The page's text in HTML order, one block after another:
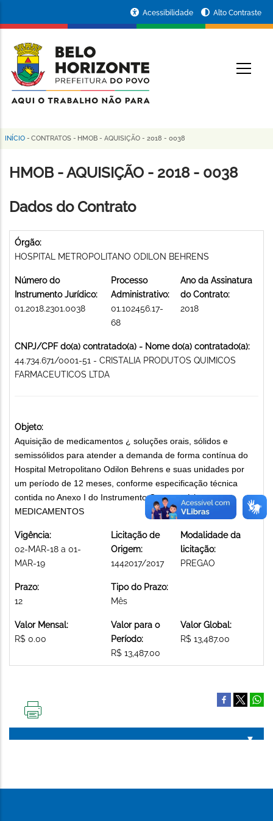
conteúdo
principal
da
Prefeitura
de
Horizonte
Acessibilidade Alto Contraste
Trilha
de
INÍCIO - CONTRATOS - HMOB - AQUISIÇÃO - 2018 - 0038
HMOB - AQUISIÇÃO - 2018 - 0038
Dados do Contrato
Órgão:
HOSPITAL METROPOLITANO ODILON BEHRENS
Número do
Instrumento Jurídico:
01.2018.2301.0038
Processo
Administrativo:
01.102456.17-
68
Ano da Assinatura
do Contrato:
2018
CNPJ/CPF do(a) contratado(a) - Nome do(a) contratado(a):
44.734.671/0001-51 - CRISTALIA PRODUTOS QUIMICOS
FARMACEUTICOS LTDA
Objeto:
Aquisição de medicamentos ¿ soluções orais, sólidos e
semissólidos para atender a demanda de forma contínua do
Hospital Metropolitano Odilon Behrens e suas unidades por
um período de 12 meses, conforme especificação técnica
contida no Anexo I do Instrumento Convocatório.
MEDICAMENTOS
Vigência:
02-MAR-18 a 01-
MAR-19
Licitação de
Origem:
1442017/2017
Modalidade da
licitação:
PREGAO
Prazo:
12
Tipo do Prazo:
Mês
Valor Mensal:
R$ 0.00
Valor para o
Período:
R$ 13,487.00
Valor Global:
R$ 13,487.00
PÁGINA